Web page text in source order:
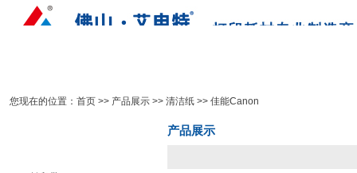
您现在的位置： 首页 >> 产品展示 >> 清洁纸 >> 佳能Canon
产品展示